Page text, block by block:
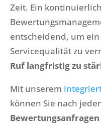
Zeit. Ein
entscheidend, um
Servicequalität zu
Ruf langfristig zu
Mit unserem
können Sie nach
Bewertungsanfragen